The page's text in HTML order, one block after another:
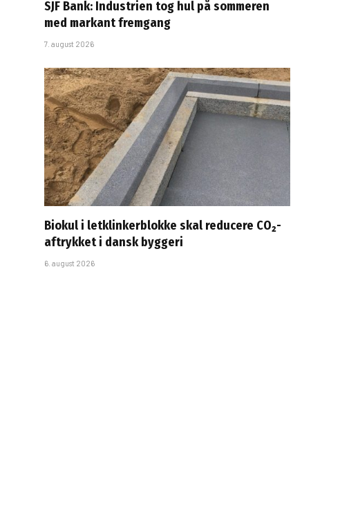
SJF Bank: Industrien tog hul på sommeren
med markant fremgang
7. august 2026
Biokul i letklinkerblokke skal reducere CO₂-
aftrykket i dansk byggeri
6. august 2026